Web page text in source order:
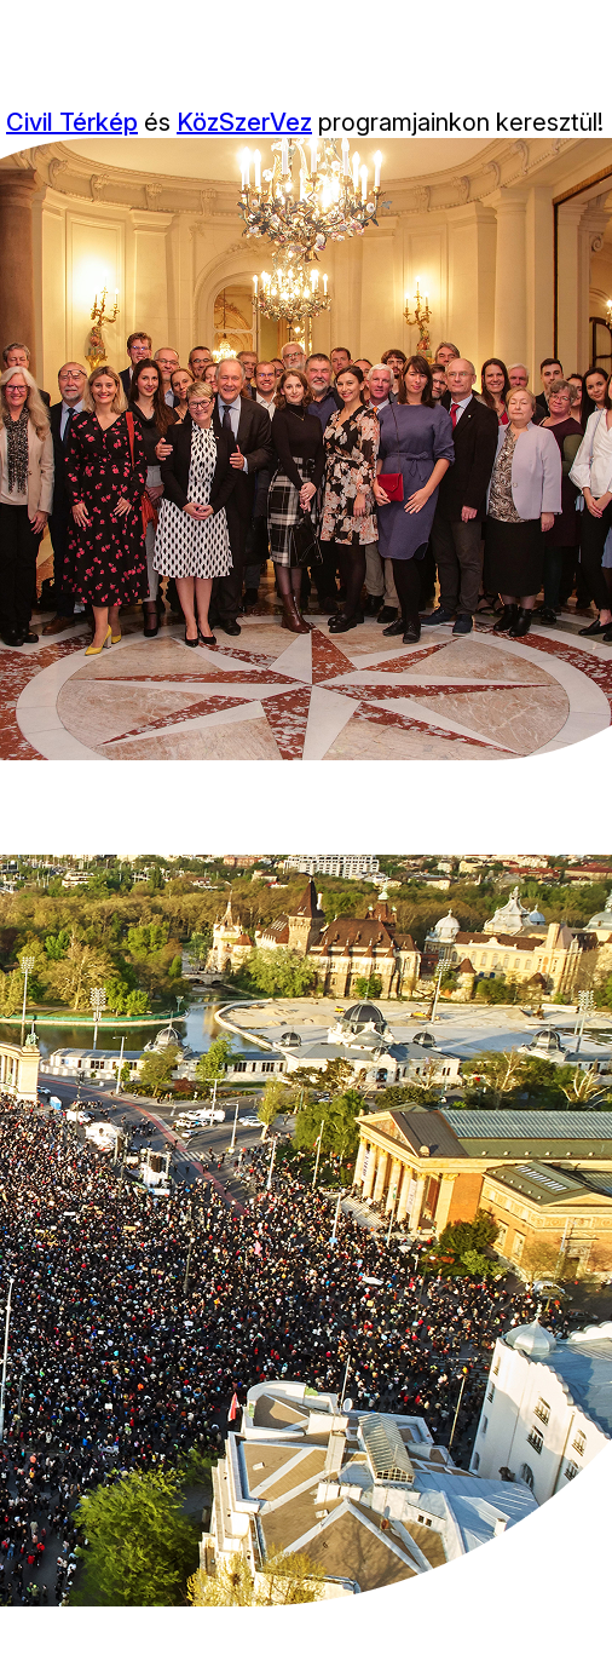
Civil Térkép és KözSzerVez programjainkon keresztül!